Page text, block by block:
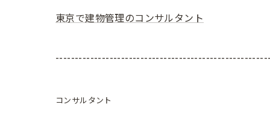
東京で建物管理のコンサルタント
コンサルタント